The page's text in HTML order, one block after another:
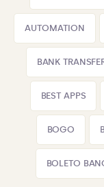
AUTOMATION
BANK
BEST APPS
BOGO
BOLETO